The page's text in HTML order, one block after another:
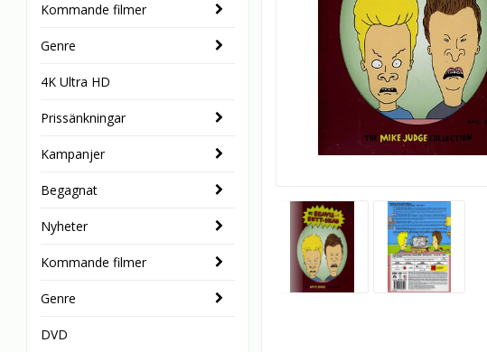
Kommande filmer
Genre
4K Ultra HD
Prissänkningar
Kampanjer
Begagnat
Nyheter
Kommande filmer
Genre
DVD